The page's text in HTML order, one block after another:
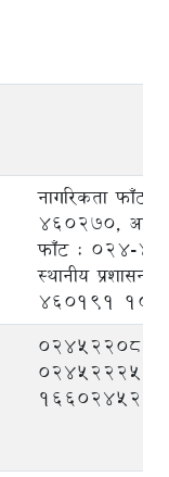
नागरिकता फाँट
460270,
फाँट : 024-
स्थानीय
460191 100
०२४५२२०८८,
०२४५२२२५०